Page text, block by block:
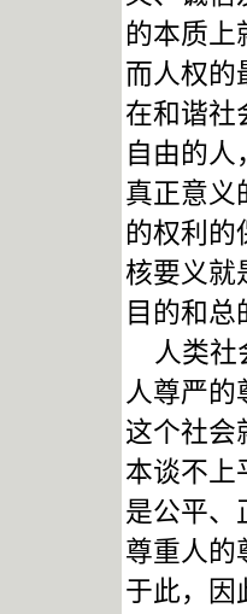
的本质上
而人权的
在和谐社
自由的
真正意义
的权利的
核要义就
目的和
人类社
人尊严
这个社会
本谈不上
是公平、
尊重人的
于此，因